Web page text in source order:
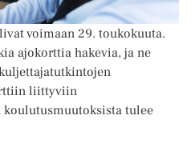
voimaan 29. toukokuuta.
ajokorttia hakevia, ja ne
liittyviin
tulee